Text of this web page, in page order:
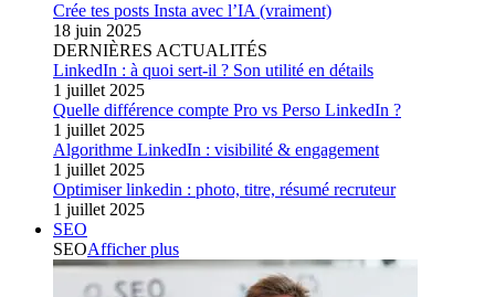
Crée tes posts Insta avec l’IA (vraiment)
18 juin 2025
DERNIÈRES ACTUALITÉS
LinkedIn : à quoi sert-il ? Son utilité en détails
1 juillet 2025
Quelle différence compte Pro vs Perso LinkedIn ?
1 juillet 2025
Algorithme LinkedIn : visibilité & engagement
1 juillet 2025
Optimiser linkedin : photo, titre, résumé recruteur
1 juillet 2025
SEO
SEOAfficher plus